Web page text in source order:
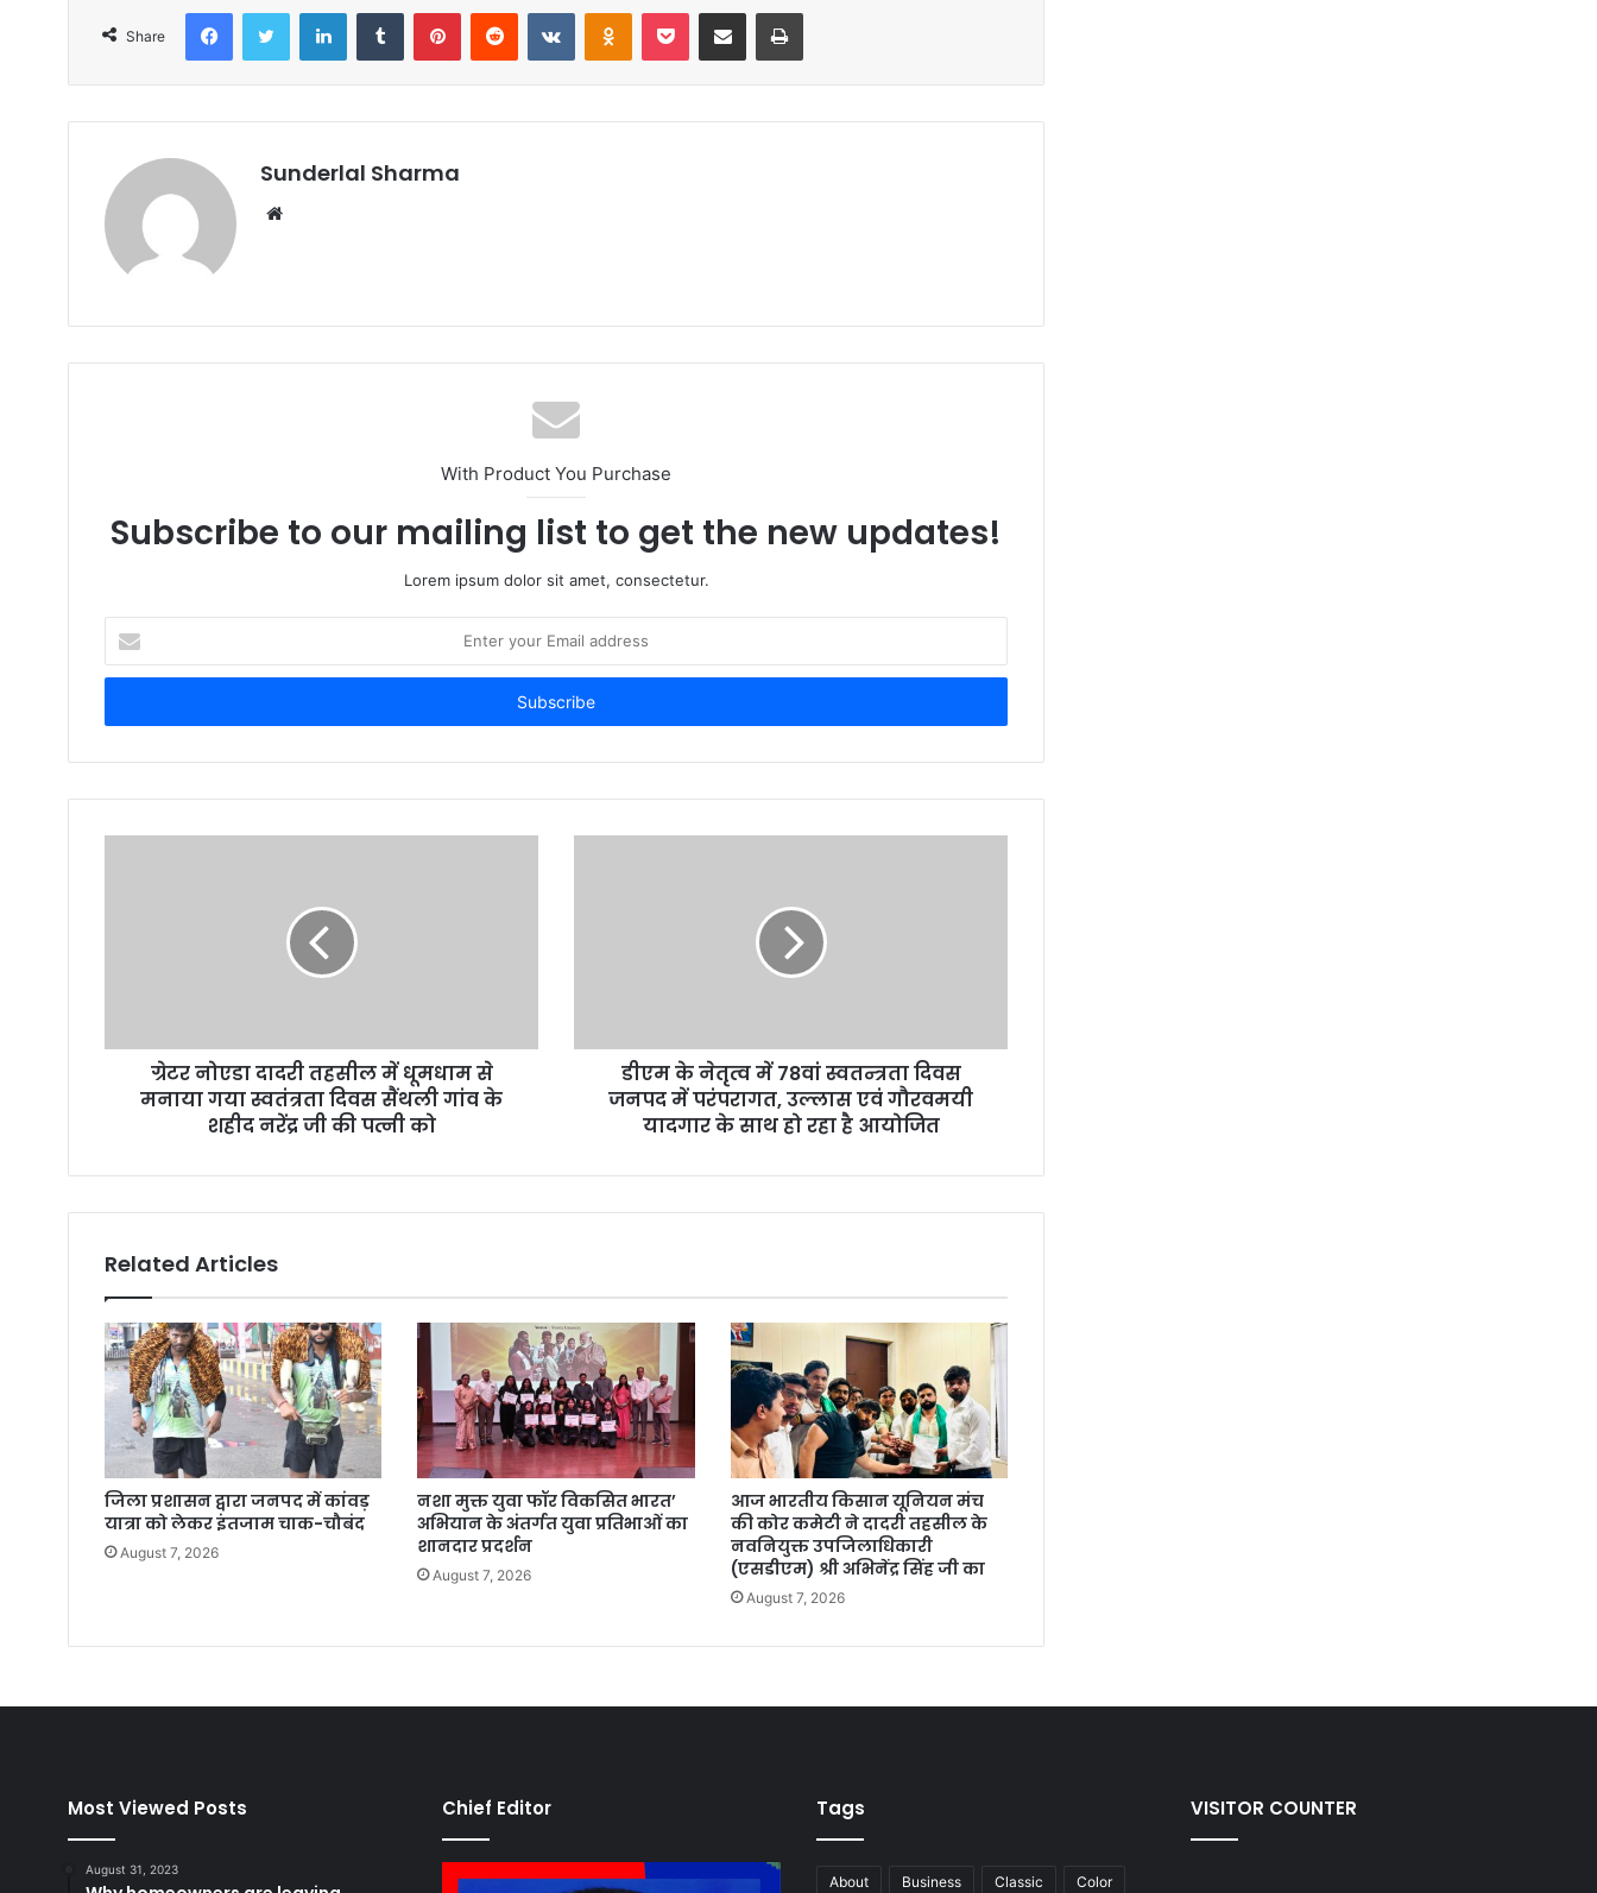
Share
FacebookTwitter LinkedInTumblr PinterestReddit VKontakteOdnoklassniki
Pocket Share via Email Print
Sunderlal Sharma
Website
With Product You Purchase
Subscribe to our mailing list to get the new updates!
Lorem ipsum dolor sit amet, consectetur.
your
Email
ग्रेटर नोएडा दादरी तहसील में धूमधाम से
मनाया गया स्वतंत्रता दिवस सैंथली गांव के
शहीद नरेंद्र जी की पत्नी को
डीएम के नेतृत्व में 78वां स्वतन्त्रता दिवस
जनपद में परंपरागत, उल्लास एवं गौरवमयी
यादगार के साथ हो रहा है आयोजित
Related Articles
जिला प्रशासन द्वारा जनपद में कांवड़
यात्रा को लेकर इंतजाम चाक-चौबंद
August 7, 2026
नशा मुक्त युवा फॉर विकसित भारत’
अभियान के अंतर्गत युवा प्रतिभाओं का
शानदार प्रदर्शन
August 7, 2026
आज भारतीय किसान यूनियन मंच
की कोर कमेटी ने दादरी तहसील के
नवनियुक्त उपजिलाधिकारी
(एसडीएम) श्री अभिनेंद्र सिंह जी का
August 7, 2026
Most Viewed Posts
August 31, 2023
Chief Editor Tags
About Business Classic Color
VISITOR COUNTER